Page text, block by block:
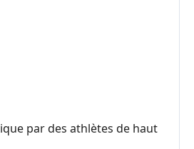
par des athlètes de haut